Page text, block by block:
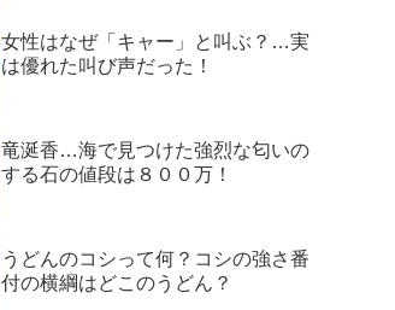
女性はなぜ「キャー」と叫ぶ？…実
は優れた叫び声だった！
竜涎香…海で見つけた強烈な匂いの
する石の値段は８００万！
うどんのコシって何？コシの強さ番
付の横綱はどこのうどん？